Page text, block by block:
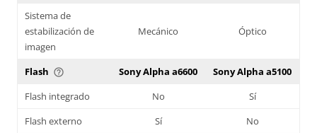
Sistema de
estabilización de
imagen
Mecánico Óptico
Flash help_outline Sony Alpha a6600
Sony Alpha a5100
Flash integrado
No
Sí
Flash externo
Sí
No